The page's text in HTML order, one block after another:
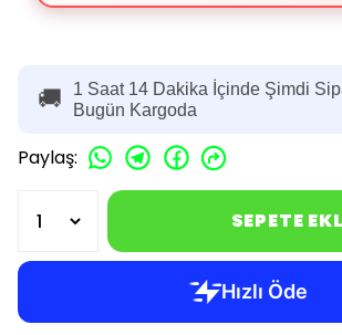
🚚
1 Saat 14 Dakika İçinde Şimdi
Bugün Kargoda
Paylaş:
SEPETE